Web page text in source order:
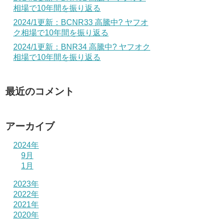
相場で10年間を振り返る
2024/1更新：BCNR33 高騰中? ヤフオ
ク相場で10年間を振り返る
2024/1更新：BNR34 高騰中? ヤフオク
相場で10年間を振り返る
最近のコメント
アーカイブ
2024年
9月
1月
2023年
2022年
2021年
2020年